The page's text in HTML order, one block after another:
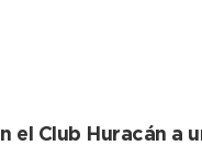
el Club Huracán a